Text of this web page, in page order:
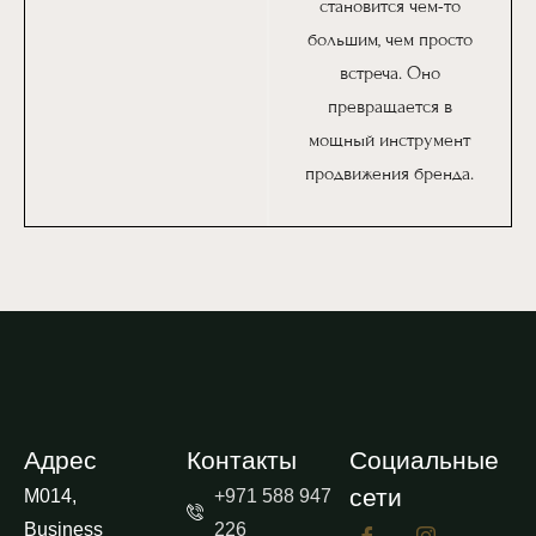
становится чем-то
большим, чем просто
встреча. Оно
превращается в
мощный инструмент
продвижения бренда.
Адрес
M014,
Business
Контакты
+971 588 947
226
Социальные
сети